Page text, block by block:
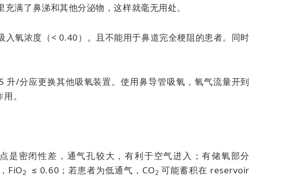
满了鼻涕和其他分泌物，这样就毫无用处。
入氧浓度（< 0.40）。且不能用于鼻道完全梗阻的患者。同时
/分应更换其他吸氧装置。使用鼻导管吸氧，氧气流量开到
。
是密闭性差，通气孔较大，有利于空气进入；有储氧部分
FiO2 ≤ 0.60；若患者为低通气，CO2 可能蓄积在 reservoir